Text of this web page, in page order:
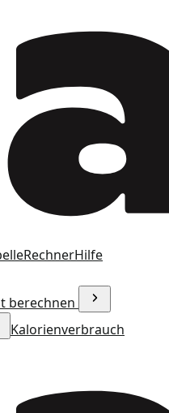
RechnerHilfe
berechnen
Kalorienverbrauch